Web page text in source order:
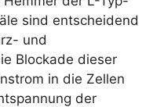
sind entscheidend
und
Blockade dieser
in die Zellen
der